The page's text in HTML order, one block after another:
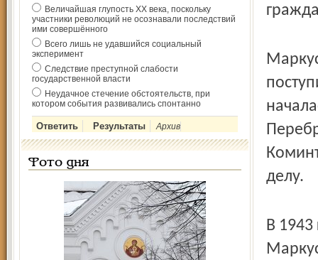
Величайшая глупость ХХ века, поскольку
участники революций не осознавали последствий
ими совершённого
Всего лишь не удавшийся социальный
эксперимент
Следствие преступной слабости
государственной власти
Неудачное стечение обстоятельств, при
котором события развивались спонтанно
Архив
Фото дня
делу.
В